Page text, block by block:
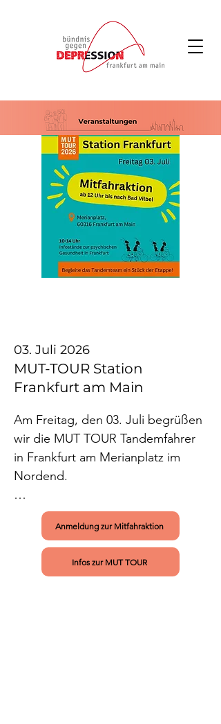
03. Juli 2026
MUT-TOUR Station
Frankfurt am Main
Am Freitag, den 03. Juli begrüßen
wir die MUT TOUR Tandemfahrer
in Frankfurt am Merianplatz im
Nordend.
Lerne Frankfurter Anlaufstellen für
psychische Gesundheit kennen
oder begleite die Tandemfahrer ab
12 Uhr auf ihrem Weg nach Bad
Anmeldung zur Mitfahraktion
Infos zur MUT TOUR